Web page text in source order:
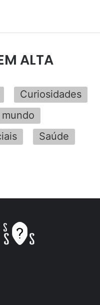
ALTA
Curiosidades
mundo
Saúde